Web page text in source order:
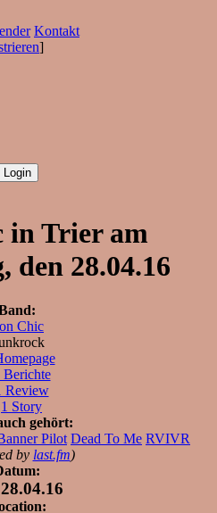
Kontakt
]
in Trier am
den 28.04.16
Chic
Berichte
Review
1 Story
gehört:
Pilot Dead To Me RVIVR
by last.fm)
28.04.16